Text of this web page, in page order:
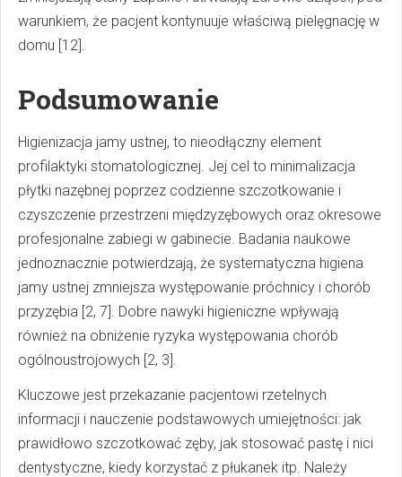
warunkiem, że pacjent kontynuuje właściwą pielęgnację w
domu [12].
Podsumowanie
Higienizacja jamy ustnej, to nieodłączny element
profilaktyki stomatologicznej. Jej cel to minimalizacja
płytki nazębnej poprzez codzienne szczotkowanie i
czyszczenie przestrzeni międzyzębowych oraz okresowe
profesjonalne zabiegi w gabinecie. Badania naukowe
jednoznacznie potwierdzają, że systematyczna higiena
jamy ustnej zmniejsza występowanie próchnicy i chorób
przyzębia [2, 7]. Dobre nawyki higieniczne wpływają
również na obniżenie ryzyka występowania chorób
ogólnoustrojowych [2, 3].
Kluczowe jest przekazanie pacjentowi rzetelnych
informacji i nauczenie podstawowych umiejętności: jak
prawidłowo szczotkować zęby, jak stosować pastę i nici
dentystyczne, kiedy korzystać z płukanek itp. Należy